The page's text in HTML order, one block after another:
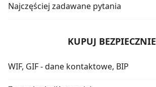
Najczęściej zadawane pytania
KUPUJ BEZPIECZNIE
WIF, GIF - dane kontaktowe, BIP